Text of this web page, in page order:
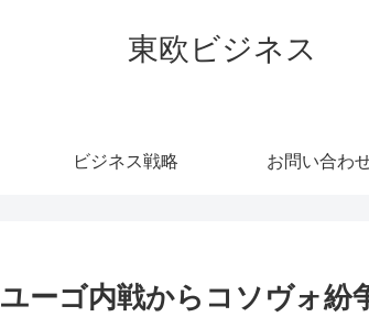
東欧ビジネス
ビジネス戦略 お問い合わ
ユーゴ内戦からコソヴォ紛